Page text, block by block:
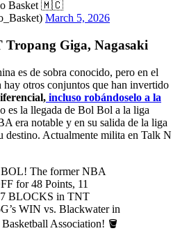
Basket 🇲🇨
March 5, 2026
Tropang Giga, Nagasaki
es de sobra conocido, pero en el
hay otros conjuntos que han invertido
incluso robándoselo a la
es la llegada de Bol Bol a la liga
era notable y en su salida de la liga
destino. Actualmente milita en Talk N
The former NBA
for 48 Points, 11
BLOCKS in TNT
WIN vs. Blackwater in
Association! 🪣